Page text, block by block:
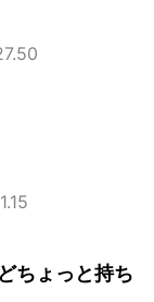
ちょっと持ち